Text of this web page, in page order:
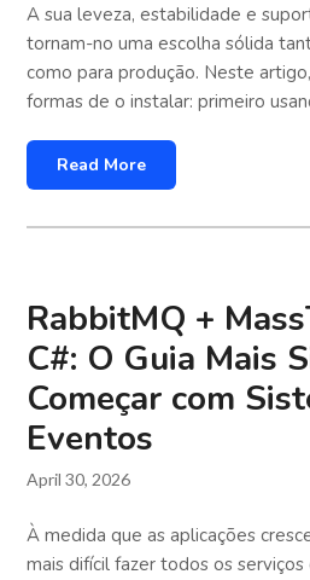
A sua leveza, estabilidade e
tornam-no uma escolha sólida
como para produção. Neste
formas de o instalar: primeiro
Read More
RabbitMQ +
C#: O Guia Mais
Começar com
Eventos
April 30, 2026
À medida que as aplicações
mais difícil fazer todos os